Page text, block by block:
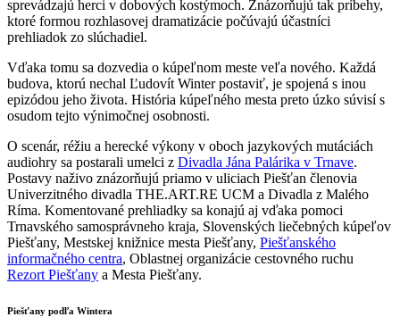
sprevádzajú herci v dobových kostýmoch. Znázorňujú tak príbehy,
ktoré formou rozhlasovej dramatizácie počúvajú účastníci
prehliadok zo slúchadiel.
Vďaka tomu sa dozvedia o kúpeľnom meste veľa nového. Každá
budova, ktorú nechal Ľudovít Winter postaviť, je spojená s inou
epizódou jeho života. História kúpeľného mesta preto úzko súvisí s
osudom tejto výnimočnej osobnosti.
O scenár, réžiu a herecké výkony v oboch jazykových mutáciách
audiohry sa postarali umelci z Divadla Jána Palárika v Trnave.
Postavy naživo znázorňujú priamo v uliciach Piešťan členovia
Univerzitného divadla THE.ART.RE UCM a Divadla z Malého
Ríma. Komentované prehliadky sa konajú aj vďaka pomoci
Trnavského samosprávneho kraja, Slovenských liečebných kúpeľov
Piešťany, Mestskej knižnice mesta Piešťany, Piešťanského
informačného centra, Oblastnej organizácie cestovného ruchu
Rezort Piešťany a Mesta Piešťany.
Piešťany podľa Wintera